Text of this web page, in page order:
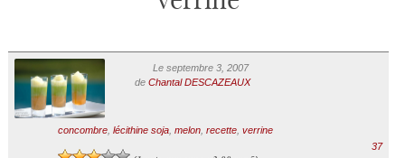
Le septembre 3, 2007
de Chantal DESCAZEAUX
concombre, lécithine soja, melon, recette, verrine
37